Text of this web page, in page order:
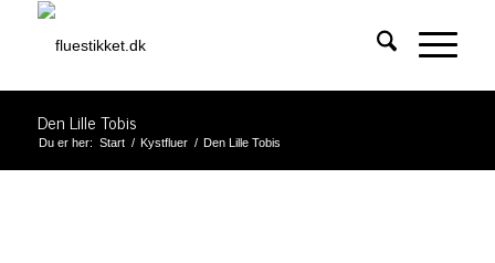
Den Lille Tobis
Du er her: Start / Kystfluer / Den Lille Tobis